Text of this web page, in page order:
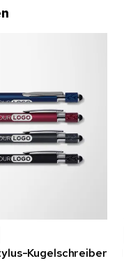
Kugelschreiber